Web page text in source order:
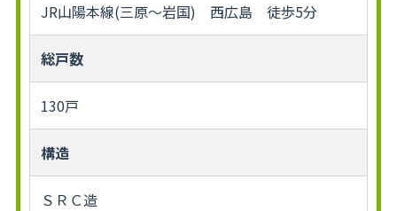
JR山陽本線(三原～岩国) 西広島 徒歩5分
総戸数
130戸
構造
ＳＲＣ造